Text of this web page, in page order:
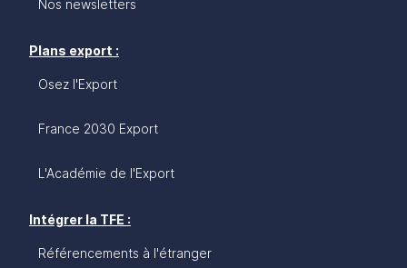
Nos newsletters
Plans export :
Osez l'Export
France 2030 Export
L'Académie de l'Export
Intégrer la TFE :
Référencements à l'étranger